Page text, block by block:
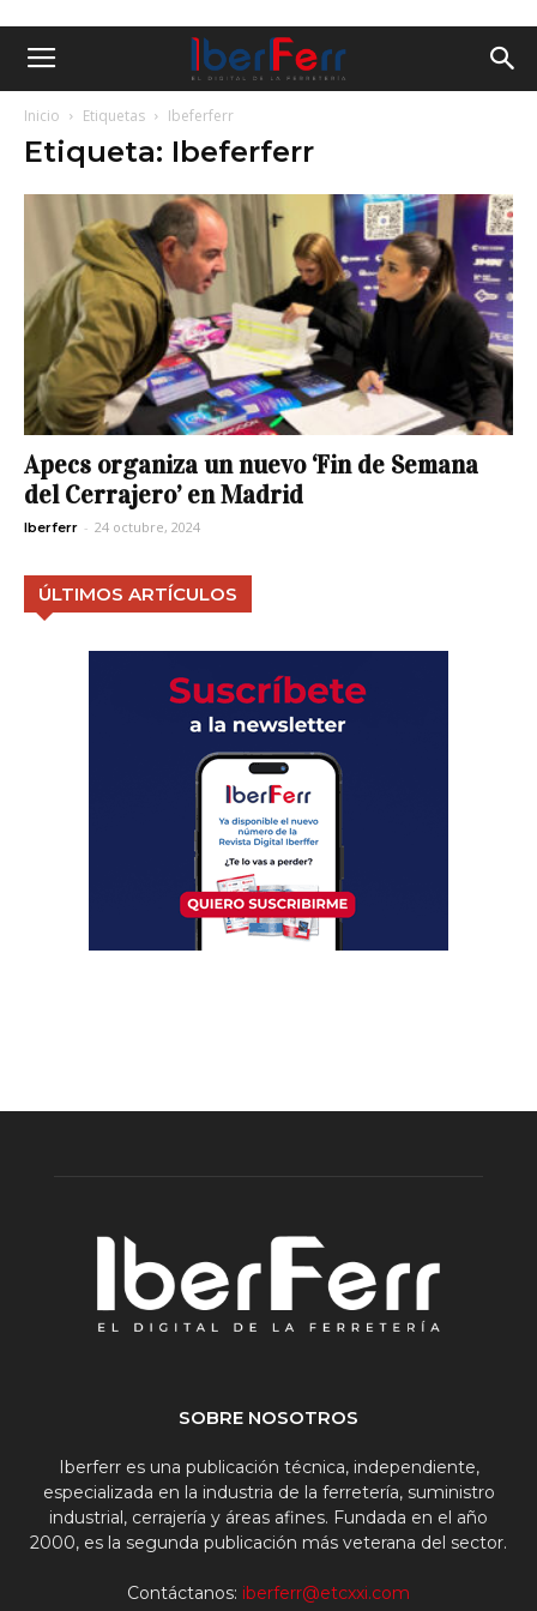
Inicio Etiquetas Ibeferferr
Etiqueta: Ibeferferr
Apecs organiza un nuevo ‘Fin de Semana
del Cerrajero’ en Madrid
Iberferr - 24 octubre, 2024
ÚLTIMOS ARTÍCULOS
SOBRE NOSOTROS
Iberferr es una publicación técnica, independiente,
especializada en la industria de la ferretería, suministro
industrial, cerrajería y áreas afines. Fundada en el año
2000, es la segunda publicación más veterana del sector.
Contáctanos: iberferr@etcxxi.com